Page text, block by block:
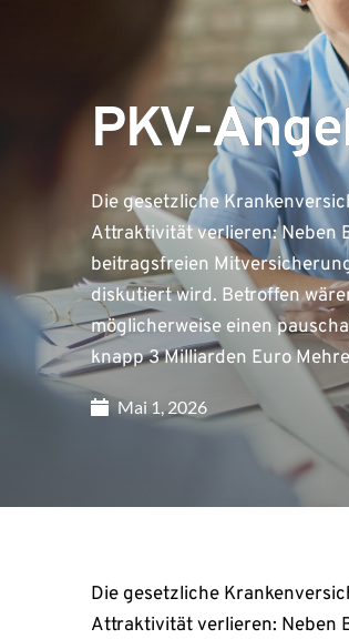
PKV-
Die gesetzliche
Attraktivität verlieren: Neben
beitragsfreien
diskutiert wird. Betroffen
möglicherweise einen
knapp 3 Milliarden Euro
Mai 1, 2026
Die gesetzliche
Attraktivität verlieren: Neben